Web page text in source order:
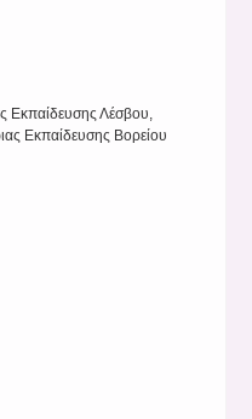
Εκπαίδευσης Λέσβου,
Εκπαίδευσης Βορείου